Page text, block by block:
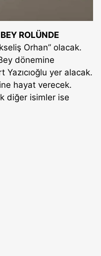
ROLÜNDE
Orhan” olacak.
dönemine
yer alacak.
hayat verecek.
diğer isimler ise